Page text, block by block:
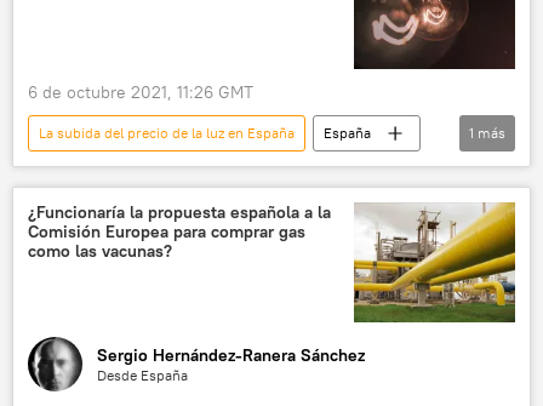
6 de octubre 2021, 11:26 GMT
La subida del precio de la luz en España
España
electricidad
1 más
¿Funcionaría la propuesta española a la
Comisión Europea para comprar gas
como las vacunas?
Sergio Hernández-Ranera Sánchez
Desde España